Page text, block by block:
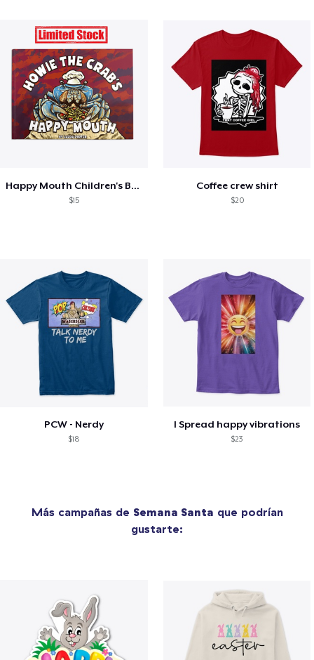
Happy Mouth Children's Book
$15
Coffee crew shirt
$20
PCW - Nerdy
$18
I Spread happy vibrations
$23
Más campañas de Semana Santa que podrían
gustarte: